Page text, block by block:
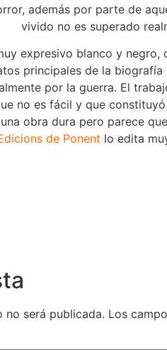
además por parte de
vivido no es superado
expresivo blanco y
principales de la
por la guerra. El
no es fácil y que
obra dura pero parece
de Ponent lo edita
será publicada. Los